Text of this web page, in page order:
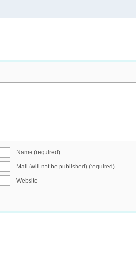
Name (required)
Mail (will not be published) (required)
Website